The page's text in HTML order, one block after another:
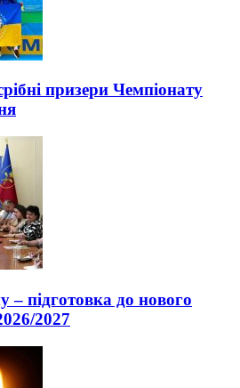
призери Чемпіонату
підготовка до нового
2027